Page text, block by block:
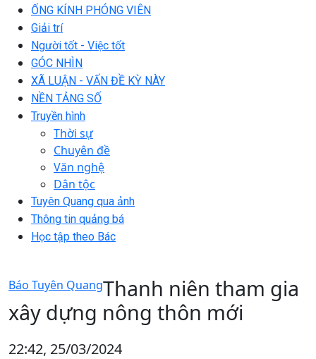
ỐNG KÍNH PHÓNG VIÊN
Giải trí
Người tốt - Việc tốt
GÓC NHÌN
XÃ LUẬN - VẤN ĐỀ KỲ NÀY
NỀN TẢNG SỐ
Truyền hình
Thời sự
Chuyên đề
Văn nghệ
Dân tộc
Tuyên Quang qua ảnh
Thông tin quảng bá
Học tập theo Bác
Báo Tuyên QuangThanh niên tham gia
xây dựng nông thôn mới
22:42, 25/03/2024